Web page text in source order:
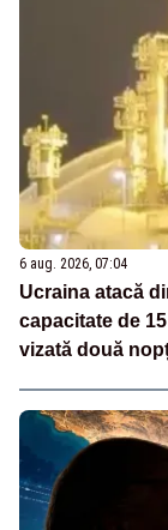
6 aug. 2026, 07:04
Ucraina atacă
capacitate de
vizată două